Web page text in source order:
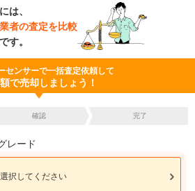
は、
者の査定を比較
す。
センサーで一括査定依頼して
で売却しましょう！
確認 完了
レード
選択してください